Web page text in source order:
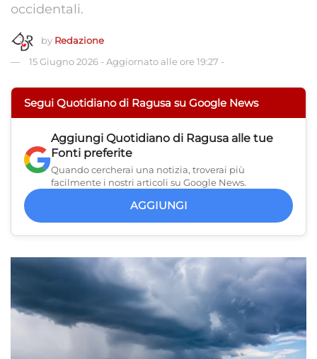
occidentali.
by Redazione
15 Giugno 2026 - Aggiornato alle ore 19:27 -
Segui Quotidiano di Ragusa su Google News
Aggiungi Quotidiano di Ragusa alle tue
Fonti preferite
Quando cercherai una notizia, troverai più
facilmente i nostri articoli su Google News.
AGGIUNGI